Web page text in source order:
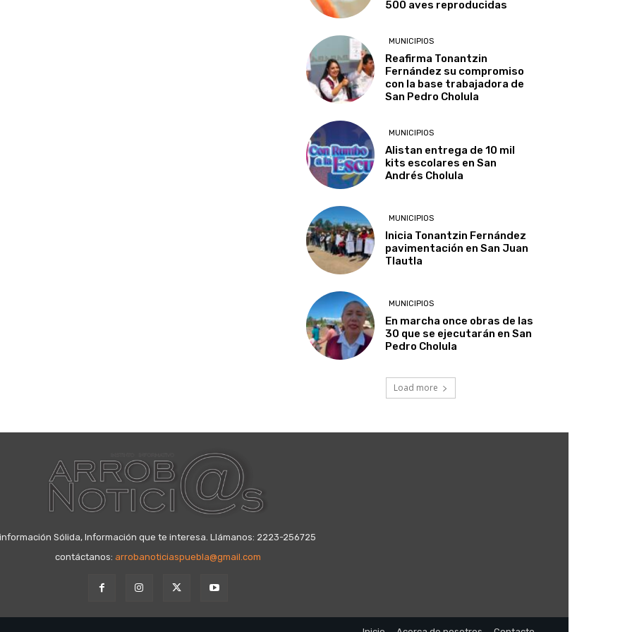
500 aves reproducidas
MUNICIPIOS
Reafirma Tonantzin
Fernández su compromiso
con la base trabajadora de
San Pedro Cholula
MUNICIPIOS
Alistan entrega de 10 mil
kits escolares en San
Andrés Cholula
MUNICIPIOS
Inicia Tonantzin Fernández
pavimentación en San Juan
Tlautla
MUNICIPIOS
En marcha once obras de las
30 que se ejecutarán en San
Pedro Cholula
Load more
información Sólida, Información que te interesa. Llámanos: 2223-256725
contáctanos: arrobanoticiaspuebla@gmail.com